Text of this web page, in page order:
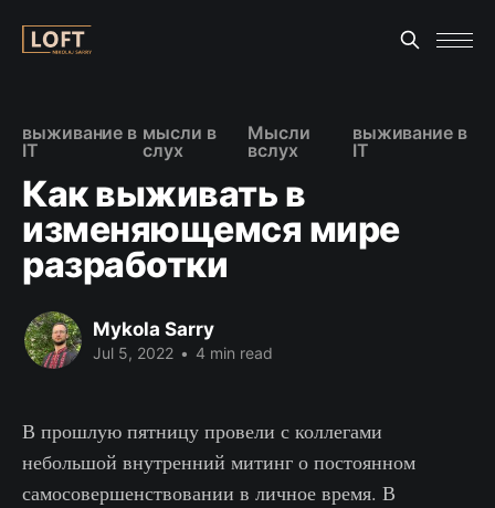
выживание в
IT
мысли в
слух
Мысли
вслух
выживание в
IT
Как выживать в
изменяющемся мире
разработки
Mykola Sarry
Jul 5, 2022 • 4 min read
В прошлую пятницу провели с коллегами
небольшой внутренний митинг о постоянном
самосовершенствовании в личное время. В